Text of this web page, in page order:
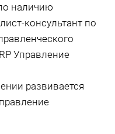
наличию
консультант по
Управление
развивается